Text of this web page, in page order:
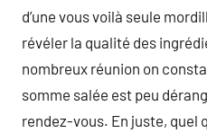
d’une vous voilà seule
révéler la qualité des
nombreux réunion on
somme salée est peu
rendez-vous. En juste, quel